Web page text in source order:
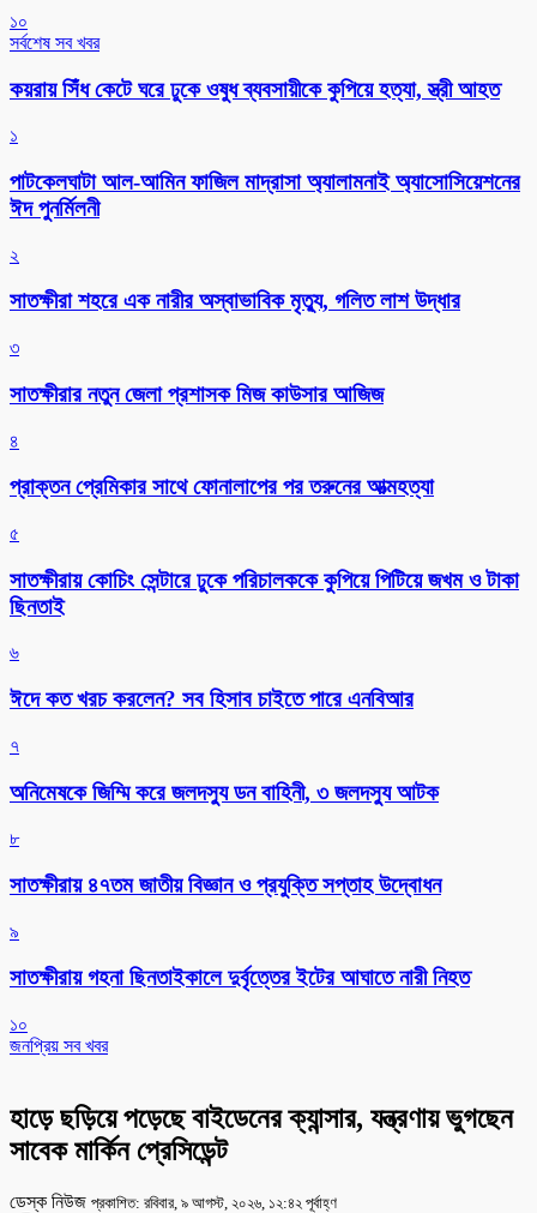
১০
সর্বশেষ সব খবর
কয়রায় সিঁধ কেটে ঘরে ঢুকে ওষুধ ব্যবসায়ীকে কুপিয়ে হত্যা, স্ত্রী আহত
১
পাটকেলঘাটা আল-আমিন ফাজিল মাদ্রাসা অ্যালামনাই অ্যাসোসিয়েশনের
ঈদ পুনর্মিলনী
২
সাতক্ষীরা শহরে এক নারীর অস্বাভাবিক মৃত্যু, গলিত লাশ উদ্ধার
৩
সাতক্ষীরার নতুন জেলা প্রশাসক মিজ কাউসার আজিজ
৪
প্রাক্তন প্রেমিকার সাথে ফোনালাপের পর তরুনের আত্মহত্যা
৫
সাতক্ষীরায় কোচিং সেন্টারে ঢুকে পরিচালককে কুপিয়ে পিটিয়ে জখম ও টাকা
ছিনতাই
৬
ঈদে কত খরচ করলেন? সব হিসাব চাইতে পারে এনবিআর
৭
অনিমেষকে জিম্মি করে জলদস্যু ডন বাহিনী, ৩ জলদস্যু আটক
৮
সাতক্ষীরায় ৪৭তম জাতীয় বিজ্ঞান ও প্রযুক্তি সপ্তাহ উদ্বোধন
৯
সাতক্ষীরায় গহনা ছিনতাইকালে দুর্বৃত্তের ইটের আঘাতে নারী নিহত
১০
জনপ্রিয় সব খবর
হাড়ে ছড়িয়ে পড়েছে বাইডেনের ক্যান্সার, যন্ত্রণায় ভুগছেন
সাবেক মার্কিন প্রেসিডেন্ট
ডেস্ক নিউজ প্রকাশিত: রবিবার, ৯ আগস্ট, ২০২৬, ১২:৪২ পূর্বাহ্ণ